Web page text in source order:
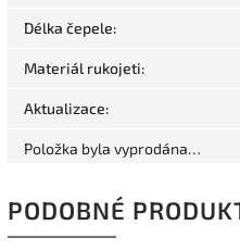
Délka čepele:
Materiál rukojeti:
Aktualizace:
Položka byla vyprodána…
PODOBNÉ